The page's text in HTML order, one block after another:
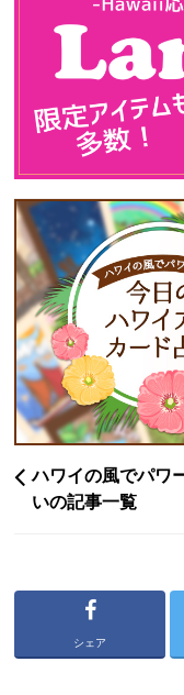
ハワイの風でパワ
いの記事一覧
シェア